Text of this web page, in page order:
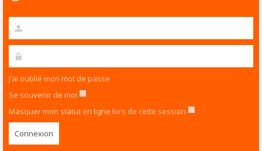
J’ai oublié mon mot de passe
Se souvenir de moi
Masquer mon statut en ligne lors de cette session